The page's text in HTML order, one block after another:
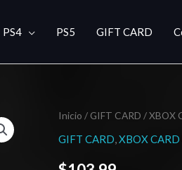
PS4 PS5 GIFT CARD
Inicio / GIFT CARD /XBOX
GIFT CARD,XBOX CARD
Xbox
Live